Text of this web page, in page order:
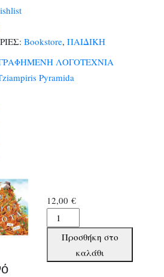
Bookstore,ΠΑΙΔΙΚΗ
ΛΟΓΟΤΕΧΝΙΑ
Pyramida
12,00€
Ένα
βουνό
καρότα
ποσότητα
Προσθήκη στο
καλάθι